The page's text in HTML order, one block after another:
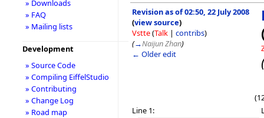
Revision as of 02:50, 22 July 2008
(view source)
Vstte(Talk | contribs)
(→Naijun Zhan)
← Older edit
Line 1:
» Downloads
» FAQ
» Mailing lists
Development
» Source Code
» Compiling EiffelStudio
» Contributing
» Change Log
» Road map